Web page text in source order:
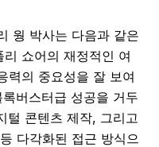
웡 박사는 다음과 같은
쇼어의 재정적인 여
력의 중요성을 잘 보여
버스터급 성공을 거두
털 콘텐츠 제작, 그리고
다각화된 접근 방식으